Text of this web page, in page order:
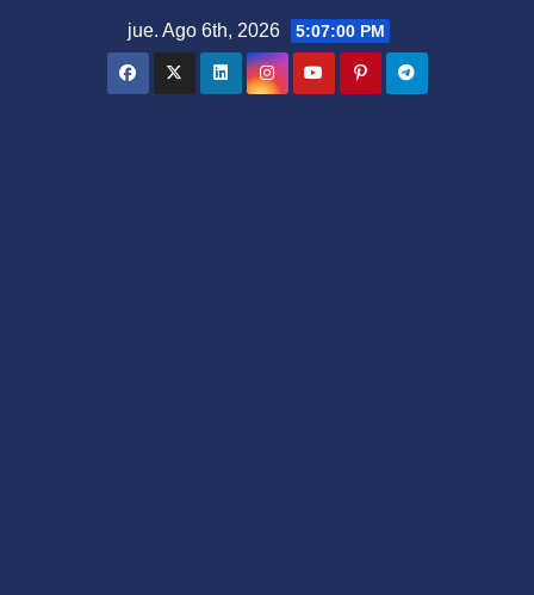
jue. Ago 6th, 2026 5:07:01 PM